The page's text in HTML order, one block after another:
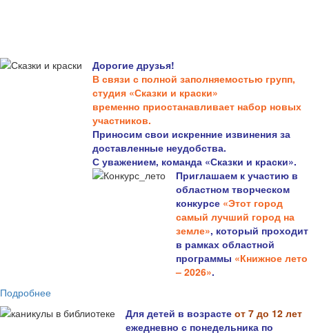
Дорогие друзья!
В связи с полной заполняемостью групп,
студия «Сказки и краски»
временно приостанавливает набор новых
участников.
Приносим свои искренние извинения за
доставленные неудобства.
С уважением, команда «Сказки и краски».
Приглашаем к участию в
областном творческом
конкурсе «Этот город
самый лучший город на
земле», который проходит
в рамках областной
программы «Книжное лето
– 2026».
Подробнее
Для детей в возрасте от 7 до 12 лет
ежедневно с понедельника по